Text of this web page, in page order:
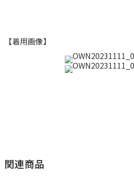
【着用画像】
関連商品